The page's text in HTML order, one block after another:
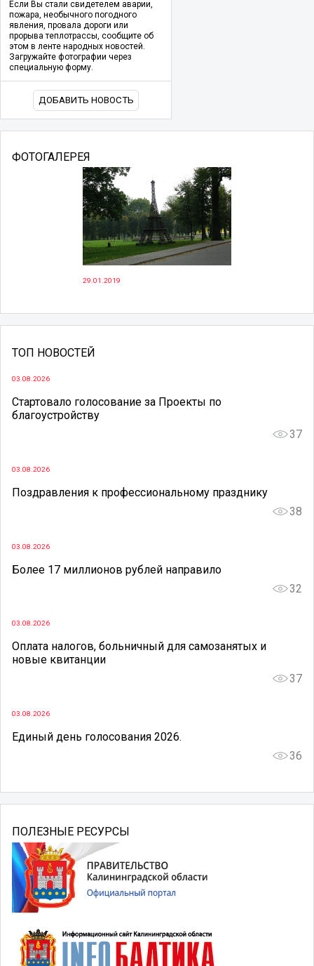
Если Вы стали свидетелем аварии,
пожара, необычного погодного
явления, провала дороги или
прорыва теплотрассы, сообщите об
этом в ленте народных новостей.
Загружайте фотографии через
специальную форму.
ДОБАВИТЬ НОВОСТЬ
ФОТОГАЛЕРЕЯ
29.01.2019
ТОП НОВОСТЕЙ
03.08.2026
Стартовало голосование за Проекты по
благоустройству
37
03.08.2026
Поздравления к профессиональному празднику
38
03.08.2026
Более 17 миллионов рублей направило
32
03.08.2026
Оплата налогов, больничный для самозанятых и
новые квитанции
37
03.08.2026
Единый день голосования 2026.
36
ПОЛЕЗНЫЕ РЕСУРСЫ